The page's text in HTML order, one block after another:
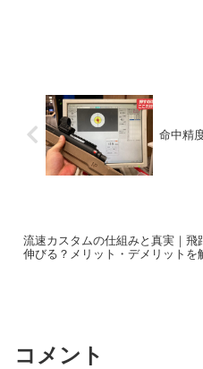
命中精
流速カスタムの仕組みと真実｜飛
伸びる？メリット・デメリットを
コメント